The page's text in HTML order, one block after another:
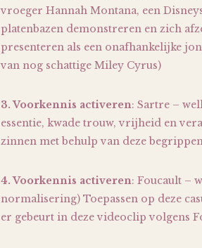
vroeger Hannah Montana, een
platenbazen demonstreren en zich
presenteren als een onafhankelijke
van nog schattige Miley Cyrus)
3. Voorkennis activeren: Sartre –
essentie, kwade trouw, vrijheid en
zinnen met behulp van deze
4. Voorkennis activeren: Foucault –
normalisering) Toepassen op deze
er gebeurt in deze videoclip volgens